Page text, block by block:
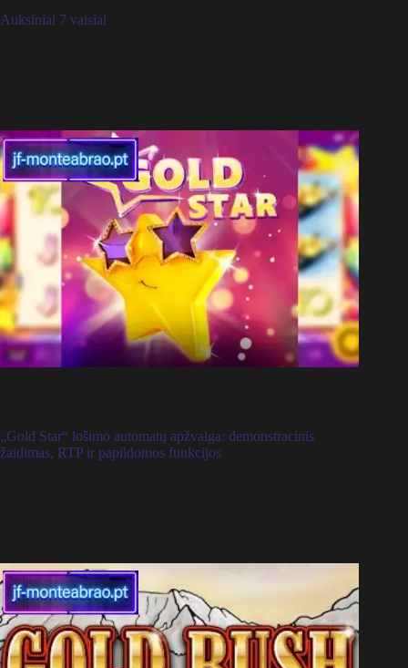
Auksiniai 7 vaisiai
„Gold Star“ lošimo automatų apžvalga: demonstracinis
žaidimas, RTP ir papildomos funkcijos